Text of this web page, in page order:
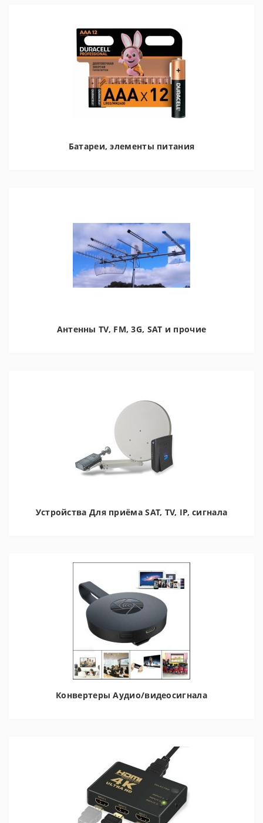
Батареи, элементы питания
Антенны TV, FM, 3G, SAT и прочие
Устройства Для приёма SAT, TV, IP, сигнала
Конвертеры Аудио/видеосигнала